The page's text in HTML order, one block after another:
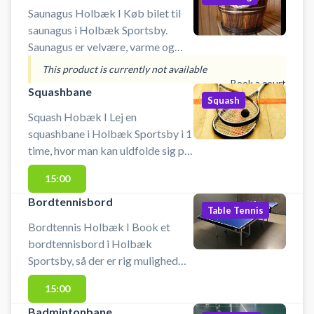
Saunagus Holbæk I Køb bilet til
saunagus i Holbæk Sportsby.
Saunagus er velvære, varme og
dejlige dufte, der både kan være
beroligende, opkvikkende og
udrensende - og så en lille tur i et
af bassinerne i pausen. Kom og
deltag i saunagus i svømmehallen i
Holbæk Sportsby. #Saunagus-
Holbæk #Saunagus-Odsherred
#Gus-Odsherred #Gus-Holbæk
This product is currently not available
Book a court
Squashbane
Squash Hobæk I Lej en
squashbane i Holbæk Sportsby i 1
time, hvor man kan uldfolde sig på
sportsbyens 3 squashbaner i
Holbæk. Book squashbane og spil
squash i Holbæk på en af de tre
Muligt at leje ketcher og købe
bolde.
Squash
15:00
Bordtennisbord
Bordtennis Holbæk I Book et
bordtennisbord i Holbæk
Sportsby, så der er rig mulighed
for at duellere med bat, loope og
lave baghåndsﬂip. Lej
bordtennisbord og spil bordtennis
Table Tennis
15:00